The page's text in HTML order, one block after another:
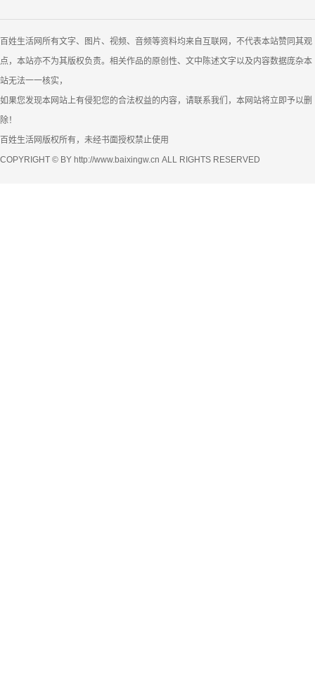
百姓生活网所有文字、图片、视频、音频等资料均来自互联网，不代表本站赞同其观
点，本站亦不为其版权负责。相关作品的原创性、文中陈述文字以及内容数据庞杂本
站无法一一核实，
如果您发现本网站上有侵犯您的合法权益的内容，请联系我们，本网站将立即予以删
除！
百姓生活网版权所有，未经书面授权禁止使用
COPYRIGHT © BY http://www.baixingw.cn ALL RIGHTS RESERVED